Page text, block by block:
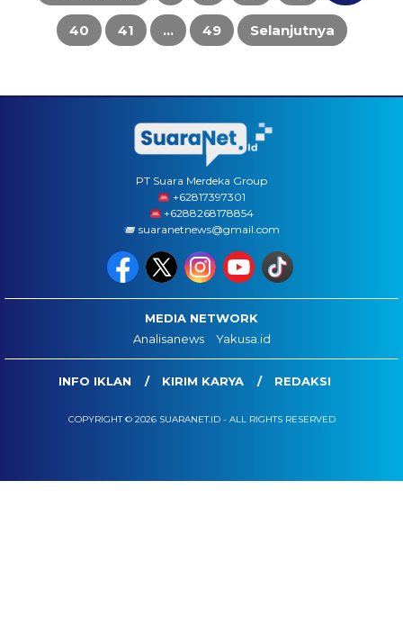
40 41 … 49 Selanjutnya
PT Suara Merdeka Group
‪+62817397301
+6288268178854
suaranetnews@gmail.com
MEDIA NETWORK
Analisanews
Yakusa.id
INFO IKLAN KIRIM KARYA REDAKSI
COPYRIGHT © 2026 SUARANET.ID - ALL RIGHTS RESERVED